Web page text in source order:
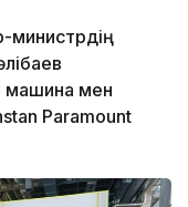
машина мен
Paramount